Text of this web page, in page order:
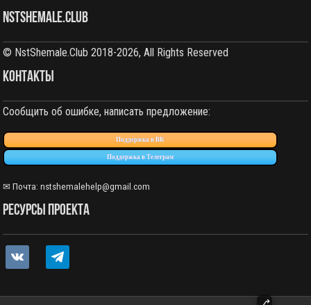
NstShemale.Club
© NstShemale.Club 2018-2026, All Rights Reserved
КОНТАКТЫ
Сообщить об ошибке, написать предложение:
Поддержка в ВК
Поддержка в Телеграм
✉ Почта:nstshemalehelp@gmail.com
РЕСУРСЫ ПРОЕКТА
vkontakte telegram